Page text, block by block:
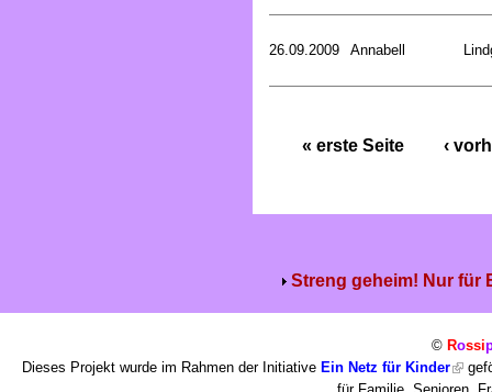
26.09.2009 Annabell
« erste Seite ‹
Streng geheim! Nur für
© Rossi
Dieses Projekt wurde im Rahmen der Initiative Ein Netz für Kinder